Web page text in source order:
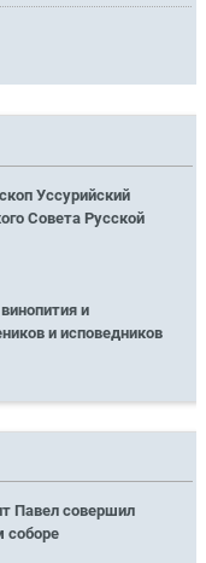
Уссурийский
Совета Русской
и
и исповедников
Павел совершил
соборе